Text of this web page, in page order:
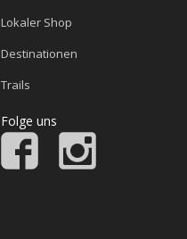
Lokaler Shop
Destinationen
Trails
Folge uns